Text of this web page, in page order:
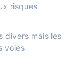
risques
divers mais les
voies